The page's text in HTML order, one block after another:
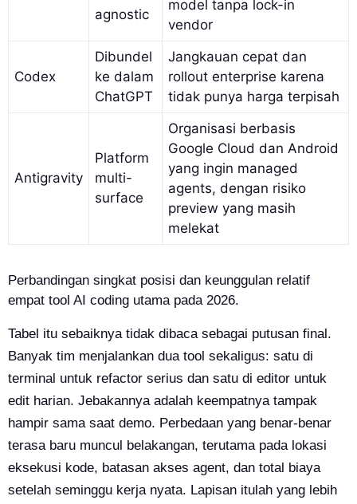
agnostic
model tanpa lock-in
vendor
Codex
Dibundel
ke dalam
ChatGPT
Jangkauan cepat dan
rollout enterprise karena
tidak punya harga terpisah
Antigravity
Platform
multi-
surface
Organisasi berbasis
Google Cloud dan Android
yang ingin managed
agents, dengan risiko
preview yang masih
melekat
Perbandingan singkat posisi dan keunggulan relatif
empat tool AI coding utama pada 2026.
Tabel itu sebaiknya tidak dibaca sebagai putusan final.
Banyak tim menjalankan dua tool sekaligus: satu di
terminal untuk refactor serius dan satu di editor untuk
edit harian. Jebakannya adalah keempatnya tampak
hampir sama saat demo. Perbedaan yang benar-benar
terasa baru muncul belakangan, terutama pada lokasi
eksekusi kode, batasan akses agent, dan total biaya
setelah seminggu kerja nyata. Lapisan itulah yang lebih